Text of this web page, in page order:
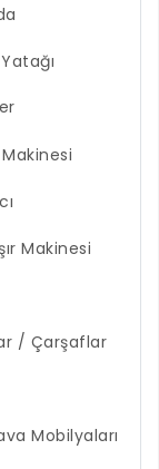
Makinesi
/ Çarşaflar
Mobilyaları